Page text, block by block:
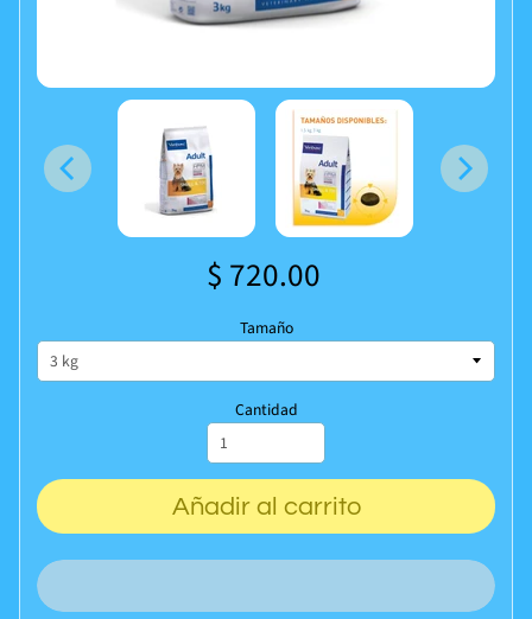
$ 720.00
Tamaño
Cantidad
Añadir al carrito